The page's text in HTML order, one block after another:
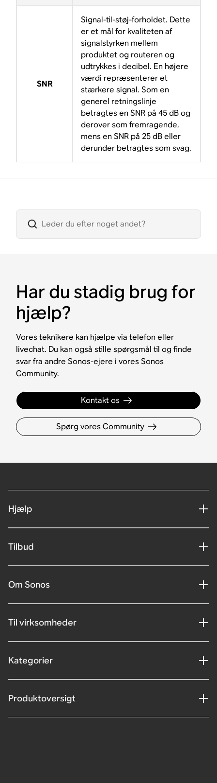
SNR
Signal-til-støj-forholdet. Dette
er et mål for kvaliteten af
signalstyrken mellem
produktet og routeren og
udtrykkes i decibel. En højere
værdi repræsenterer et
stærkere signal. Som en
generel retningslinje
betragtes en SNR på 45 dB og
derover som fremragende,
mens en SNR på 25 dB eller
derunder betragtes som svag.
Har du stadig brug for
hjælp?
Vores teknikere kan hjælpe via telefon eller
livechat. Du kan også stille spørgsmål til og finde
svar fra andre Sonos-ejere i vores Sonos
Community.
Kontakt os
Spørg vores Community
Hjælp
Tilbud
Om Sonos
Til virksomheder
Kategorier
Produktoversigt